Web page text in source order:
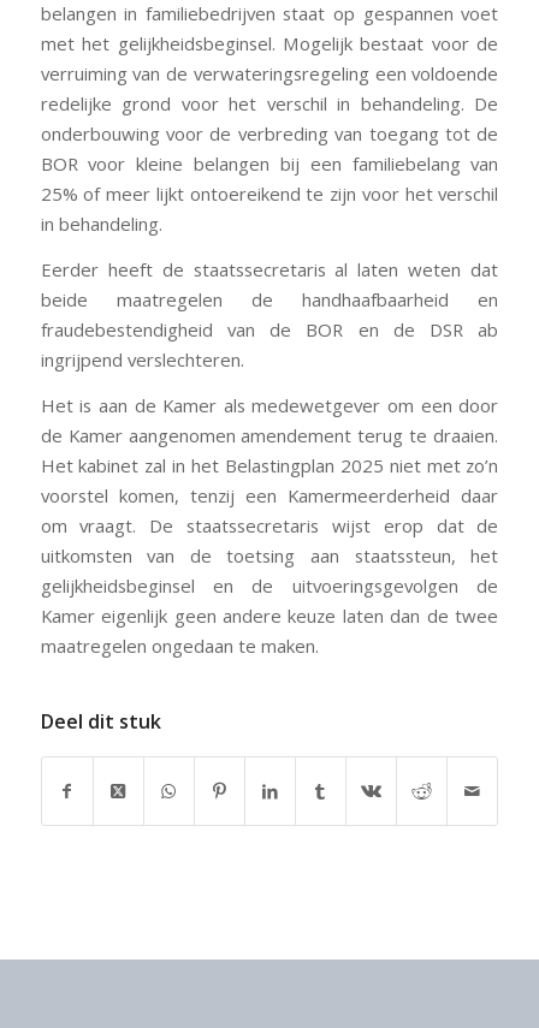
belangen in familiebedrijven staat op gespannen voet
met het gelijkheidsbeginsel. Mogelijk bestaat voor de
verruiming van de verwateringsregeling een voldoende
redelijke grond voor het verschil in behandeling. De
onderbouwing voor de verbreding van toegang tot de
BOR voor kleine belangen bij een familiebelang van
25% of meer lijkt ontoereikend te zijn voor het verschil
in behandeling.
Eerder heeft de staatssecretaris al laten weten dat
beide maatregelen de handhaafbaarheid en
fraudebestendigheid van de BOR en de DSR ab
ingrijpend verslechteren.
Het is aan de Kamer als medewetgever om een door
de Kamer aangenomen amendement terug te draaien.
Het kabinet zal in het Belastingplan 2025 niet met zo’n
voorstel komen, tenzij een Kamermeerderheid daar
om vraagt. De staatssecretaris wijst erop dat de
uitkomsten van de toetsing aan staatssteun, het
gelijkheidsbeginsel en de uitvoeringsgevolgen de
Kamer eigenlijk geen andere keuze laten dan de twee
maatregelen ongedaan te maken.
Deel dit stuk